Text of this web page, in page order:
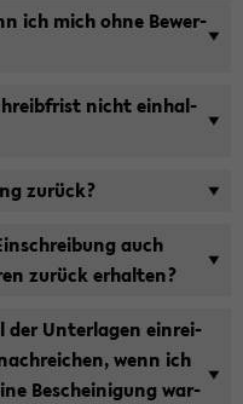
ich mich ohne Be­wer­
nicht ein­hal­
zu­rück?
auch
zu­rück er­hal­ten?
der Un­ter­la­gen ein­rei­
wenn ich
Be­schei­ni­gung war­